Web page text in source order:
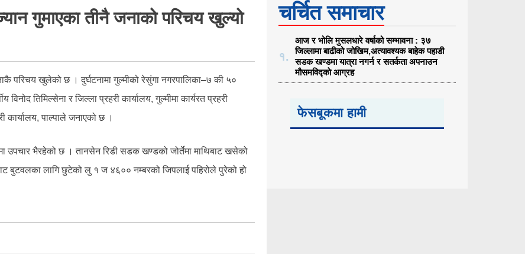
कायम राखौँ’
ओपीडी सेवा बन्द
दौडमा शीर्षस्थानमा
गुमाएका तीनै जनाको परिचय खुल्यो
परिचय खुलेको छ । दुर्घटनामा गुल्मीको रेसुंगा नगरपालिका–७ की ५०
विनोद तिमिल्सेना र जिल्ला प्रहरी कार्यालय, गुल्मीमा कार्यरत प्रहरी
कार्यालय, पाल्पाले जनाएको छ ।
भैरहेको छ । तानसेन रिडी सडक खण्डको जोर्तेमा माथिबाट खसेको
बुटवलका लागि छुटेको लु १ ज ४६०० नम्बरको जिपलाई पहिरोले पुरेको हो
चर्चित समाचार
१.
आज र भोलि मुसलधारे वर्षाको सम्भावना : ३७
जिल्लामा बाढीको जोखिम,अत्यावश्यक बाहेक पहाडी
सडक खण्डमा यात्रा नगर्न र सतर्कता अपनाउन
मौसमविद्काे आग्रह
फेसबूकमा हामी